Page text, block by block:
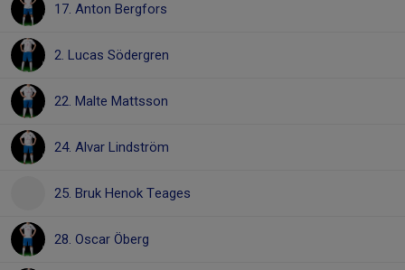
17. Anton Bergfors
2. Lucas Södergren
22. Malte Mattsson
24. Alvar Lindström
25. Bruk Henok Teages
28. Oscar Öberg